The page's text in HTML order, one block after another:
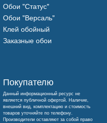
Обои "Статус"
Обои "Версаль"
Клей обойный
Заказные обои
Покупателю
Данный информационный ресурс не
является публичной офертой. Наличие,
внешний вид, комплектацию и стоимость
товаров уточняйте по телефону.
Производители оставляют за собой право